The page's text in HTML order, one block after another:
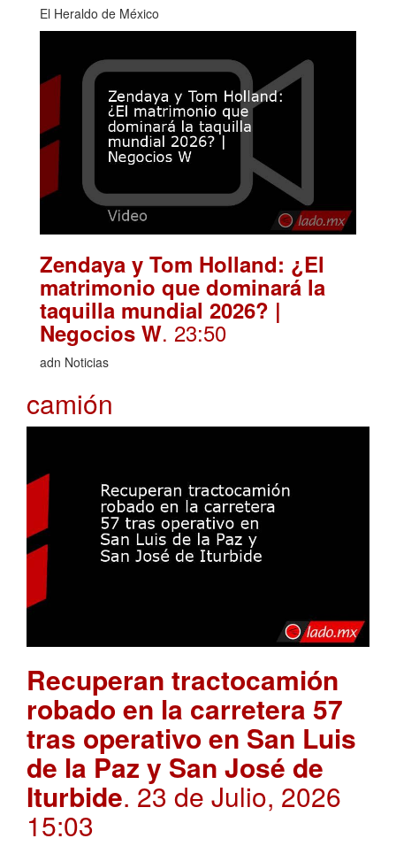
El Heraldo de México
Zendaya y Tom Holland: ¿El
matrimonio que dominará la
taquilla mundial 2026? |
Negocios W. 23:50
adn Noticias
camión
Recuperan tractocamión
robado en la carretera 57
tras operativo en San Luis
de la Paz y San José de
Iturbide. 23 de Julio, 2026
15:03